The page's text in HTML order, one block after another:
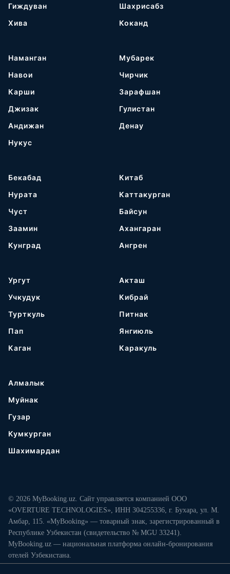
Гиждуван
Хива
Шахрисабз
Коканд
Наманган
Навои
Карши
Джизак
Андижан
Нукус
Мубарек
Чирчик
Зарафшан
Гулистан
Денау
Бекабад
Нурата
Чуст
Заамин
Кунград
Китаб
Каттакурган
Байсун
Ахангаран
Ангрен
Ургут
Учкудук
Турткуль
Пап
Каган
Акташ
Кибрай
Питнак
Янгиюль
Каракуль
Алмалык
Муйнак
Гузар
Кумкурган
Шахимардан
© 2026 MyBooking.uz. Сайт управляется компанией ООО
«OVERTURE TECHNOLOGIES», ИНН 304255336, г. Бухара, ул. М.
Амбар, 115. «MyBooking» — товарный знак, зарегистрированный в
Республике Узбекистан (свидетельство № MGU 33241).
MyBooking.uz — национальная платформа онлайн-бронирования
отелей Узбекистана.